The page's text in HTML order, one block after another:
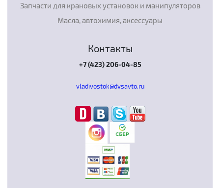
Запчасти для крановых установок и манипуляторов
Масла, автохимия, аксессуары
Контакты
+7 (423) 206-04-85
vladivostok@dvsavto.ru